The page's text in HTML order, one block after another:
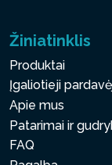
Žiniatinklis
Produktai
Įgaliotieji
Apie mus
Patarimai ir
FAQ